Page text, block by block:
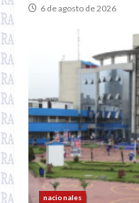
6 de agosto de 2026
nacionales